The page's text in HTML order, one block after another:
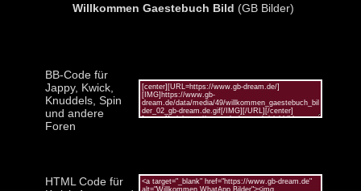
Willkommen Gaestebuch Bild (GB Bilder)
BB-Code für
Jappy, Kwick,
Knuddels, Spin
und andere
Foren
HTML Code für